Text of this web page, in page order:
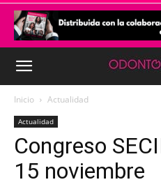
Inicio Actualidad
Actualidad
Congreso
15 noviembre